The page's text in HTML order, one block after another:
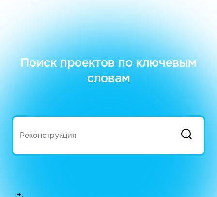
Поиск проектов по ключевым
словам